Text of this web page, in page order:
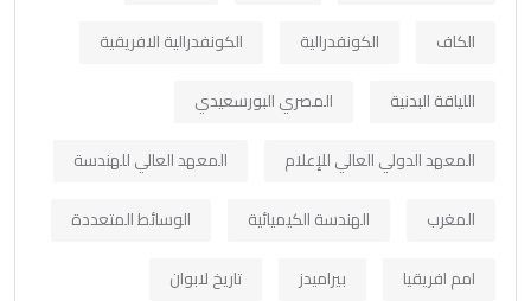
الكاف
الكونفدرالية
الكونفدرالية الافريقية
اللياقة البدنية
المصري البورسعيدي
المعهد الدولي العالي للإعلام
المعهد العالي للهندسة
المغرب
الهندسة الكيميائية
الوسائط المتعددة
امم افريقيا
بيراميدز
تاريخ لابوان